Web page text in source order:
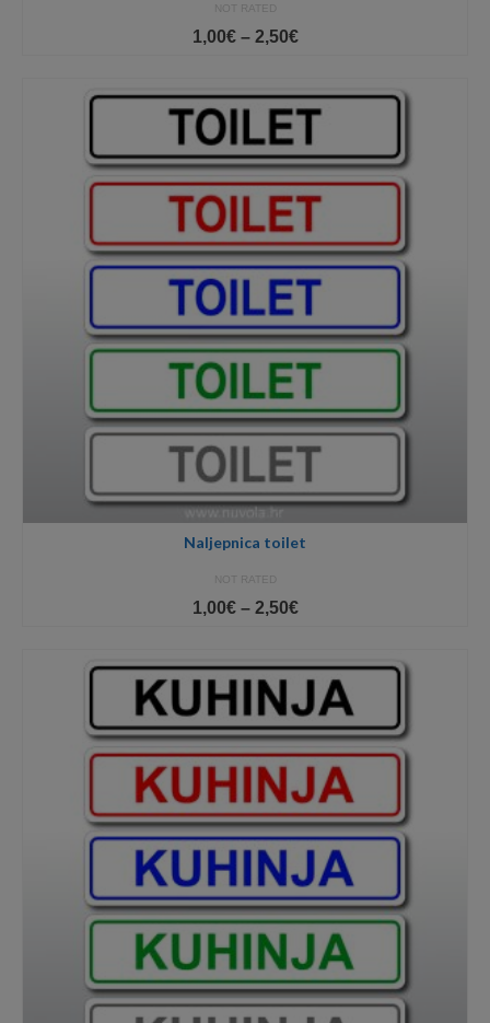
NOT RATED
1,00€ – 2,50€Price
through
Naljepnica toilet
NOT RATED
1,00€ – 2,50€Price
through
2,50€